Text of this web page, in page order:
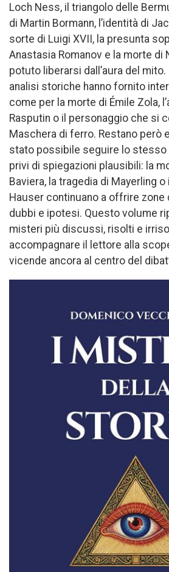
Loch Ness, il triangolo delle
di Martin Bormann, l’identità di
sorte di Luigi XVII, la presunta
Anastasia Romanov e la morte di
potuto liberarsi dall’aura del
analisi storiche hanno fornito
come per la morte di Émile Zola,
Rasputin o il personaggio che si
Maschera di ferro. Restano però
stato possibile seguire lo stesso
privi di spiegazioni plausibili: la
Baviera, la tragedia di Mayerling
Hauser continuano a offrire zone
dubbi e ipotesi. Questo volume
misteri più discussi, risolti e
accompagnare il lettore alla
vicende ancora al centro del